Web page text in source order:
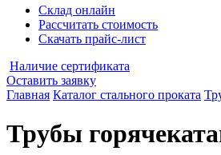
Склад онлайн
Рассчитать стоимость
Скачать прайс-лист
Наличие сертификата
Оставить заявку
Главная Каталог стального проката
Трубы